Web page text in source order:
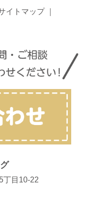
イトマップ｜
丁目10-22